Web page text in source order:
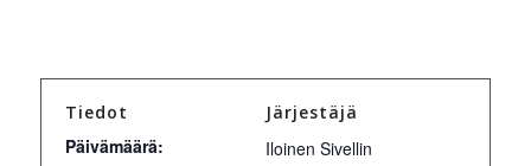
Tiedot
Päivämäärä:
Järjestäjä
Iloinen Sivellin